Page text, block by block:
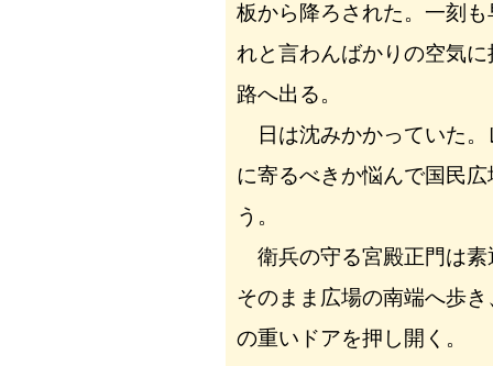
板から降ろされた。一刻
れと言わんばかりの空気
路へ出る。
日は沈みかかっていた。
に寄るべきか悩んで国民
う。
衛兵の守る宮殿正門は素
そのまま広場の南端へ歩
の重いドアを押し開く。